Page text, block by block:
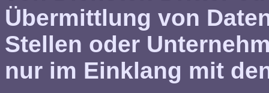
Übermittlung von
Stellen oder
nur im Einklang mit